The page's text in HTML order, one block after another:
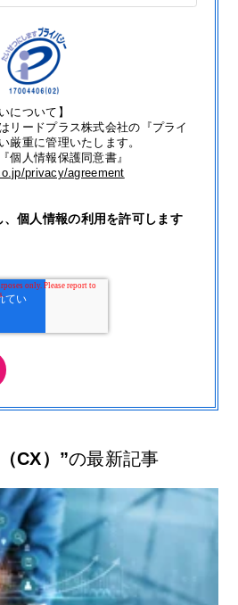
について】
リードプラス株式会社の『プライ
厳重に管理いたします。
個人情報保護同意書』
privacy/agreement
、個人情報の利用を許可します
CX）”の最新記事